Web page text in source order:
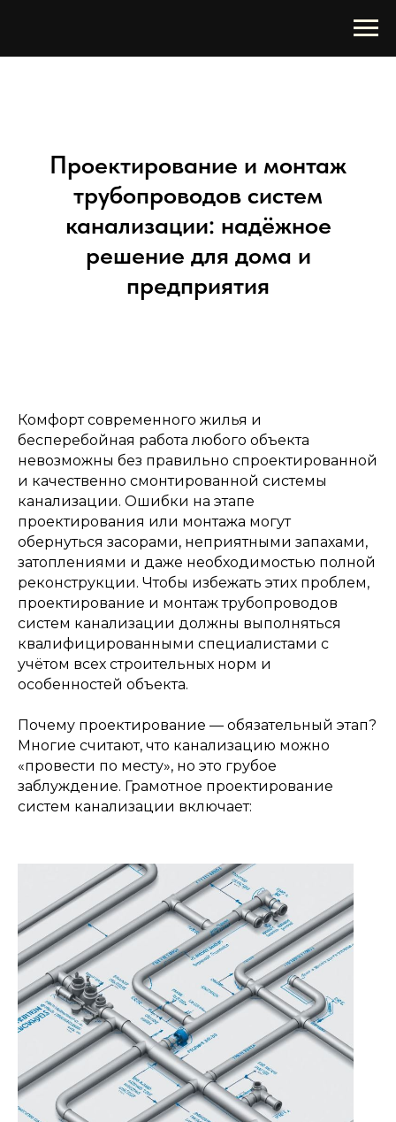
Проектирование и монтаж
трубопроводов систем
канализации: надёжное
решение для дома и
предприятия
Комфорт современного жилья и
бесперебойная работа любого объекта
невозможны без правильно спроектированной
и качественно смонтированной системы
канализации. Ошибки на этапе
проектирования или монтажа могут
обернуться засорами, неприятными запахами,
затоплениями и даже необходимостью полной
реконструкции. Чтобы избежать этих проблем,
проектирование и монтаж трубопроводов
систем канализации должны выполняться
квалифицированными специалистами с
учётом всех строительных норм и
особенностей объекта.
Почему проектирование — обязательный этап?
Многие считают, что канализацию можно
«провести по месту», но это грубое
заблуждение. Грамотное проектирование
систем канализации включает: